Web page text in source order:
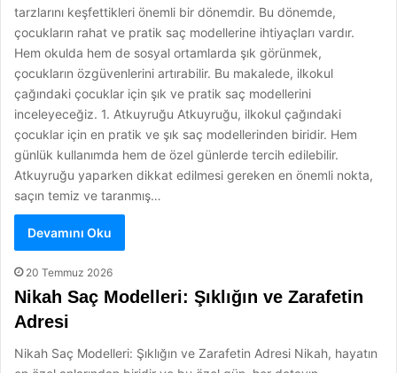
tarzlarını keşfettikleri önemli bir dönemdir. Bu dönemde,
çocukların rahat ve pratik saç modellerine ihtiyaçları vardır.
Hem okulda hem de sosyal ortamlarda şık görünmek,
çocukların özgüvenlerini artırabilir. Bu makalede, ilkokul
çağındaki çocuklar için şık ve pratik saç modellerini
inceleyeceğiz. 1. Atkuyruğu Atkuyruğu, ilkokul çağındaki
çocuklar için en pratik ve şık saç modellerinden biridir. Hem
günlük kullanımda hem de özel günlerde tercih edilebilir.
Atkuyruğu yaparken dikkat edilmesi gereken en önemli nokta,
saçın temiz ve taranmış…
Devamını Oku
20 Temmuz 2026
Nikah Saç Modelleri: Şıklığın ve Zarafetin
Adresi
Nikah Saç Modelleri: Şıklığın ve Zarafetin Adresi Nikah, hayatın